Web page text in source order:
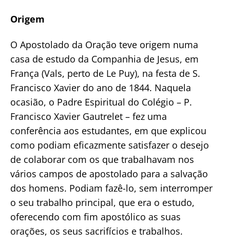
Origem
O Apostolado da Oração teve origem numa
casa de estudo da Companhia de Jesus, em
França (Vals, perto de Le Puy), na festa de S.
Francisco Xavier do ano de 1844. Naquela
ocasião, o Padre Espiritual do Colégio – P.
Francisco Xavier Gautrelet – fez uma
conferência aos estudantes, em que explicou
como podiam eficazmente satisfazer o desejo
de colaborar com os que trabalhavam nos
vários campos de apostolado para a salvação
dos homens. Podiam fazê-lo, sem interromper
o seu trabalho principal, que era o estudo,
oferecendo com fim apostólico as suas
orações, os seus sacrifícios e trabalhos.